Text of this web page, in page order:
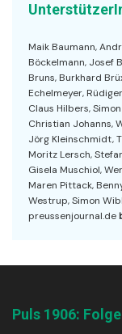
Maik Baumann,
Böckelmann, Josef
Bruns, Burkhard
Echelmeyer,
Claus Hilbers,
Christian Johanns,
Jörg Kleinschmidt,
Moritz Lersch,
Gisela Muschiol,
Maren Pittack,
Westrup, Simon
preussenjournal.de
Puls 1906: